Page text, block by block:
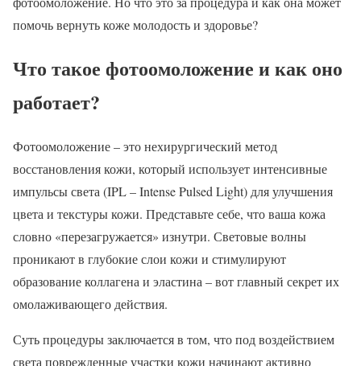
помочь вернуть коже молодость и здоровье?
Что такое фотоомоложение и как оно
работает?
Фотоомоложение – это нехирургический метод
восстановления кожи, который использует интенсивные
импульсы света (IPL – Intense Pulsed Light) для улучшения
цвета и текстуры кожи. Представьте себе, что ваша кожа
словно «перезагружается» изнутри. Световые волны
проникают в глубокие слои кожи и стимулируют
образование коллагена и эластина – вот главный секрет их
омолаживающего действия.
Суть процедуры заключается в том, что под воздействием
света поврежденные участки кожи начинают активно